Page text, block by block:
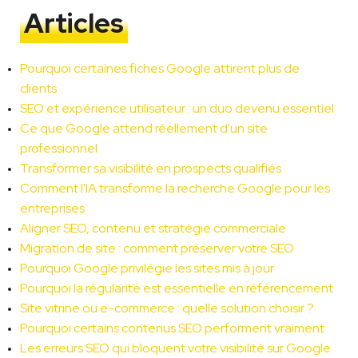
Articles
Pourquoi certaines fiches Google attirent plus de
clients
SEO et expérience utilisateur : un duo devenu essentiel
Ce que Google attend réellement d'un site
professionnel
Transformer sa visibilité en prospects qualifiés
Comment l'IA transforme la recherche Google pour les
entreprises
Aligner SEO, contenu et stratégie commerciale
Migration de site : comment préserver votre SEO
Pourquoi Google privilégie les sites mis à jour
Pourquoi la régularité est essentielle en référencement
Site vitrine ou e-commerce : quelle solution choisir ?
Pourquoi certains contenus SEO performent vraiment
Les erreurs SEO qui bloquent votre visibilité sur Google